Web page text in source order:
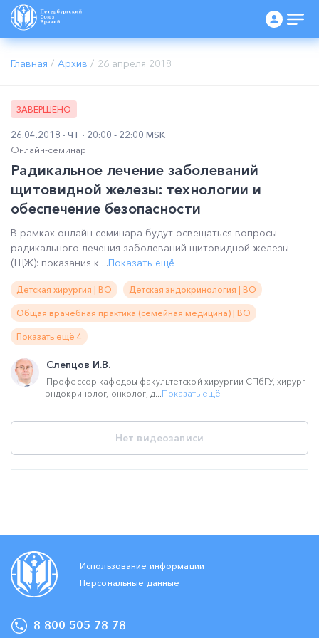
Главная / Архив / 26 апреля 2018
ЗАВЕРШЕНО
26.04.2018 ЧТ
20:00 - 22:00 MSK
Онлайн-семинар
Радикальное лечение заболеваний
щитовидной железы: технологии и
обеспечение безопасности
В рамках онлайн-семинара будут освещаться вопросы
радикального лечения заболеваний щитовидной железы
(ЩЖ): показания к ...Показать ещё
Детская хирургия | ВО Детская эндокринология | ВО
Общая врачебная практика (семейная медицина) | ВО
Показать ещё 4
Слепцов И.В.
Профессор кафедры факультетской хирургии СПбГУ, хирург-
эндокринолог, онколог, д...Показать ещё
Нет видеозаписи
Использование информации
Персональные данные
8 800 505 78 78